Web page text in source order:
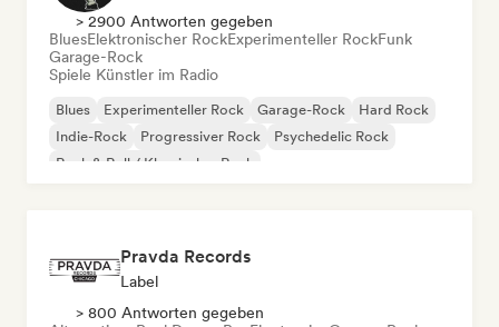
> 2900 Antworten gegeben
BluesElektronischer RockExperimenteller RockFunk
Garage-Rock
Spiele Künstler im Radio
Blues Experimenteller Rock Garage-Rock
Hard Rock
Indie-Rock
Progressiver Rock
Psychedelic Rock
Rock & Roll / Klassischer Rock
Pravda Records
Label
> 800 Antworten gegeben